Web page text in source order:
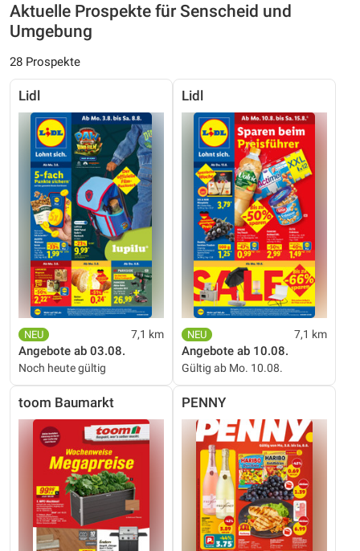
Aktuelle Prospekte für Senscheid und
Umgebung
28 Prospekte
Lidl
7,1 km
Angebote ab 03.08.
Noch heute gültig
Lidl
7,1 km
Angebote ab 10.08.
Gültig ab Mo. 10.08.
toom Baumarkt PENNY